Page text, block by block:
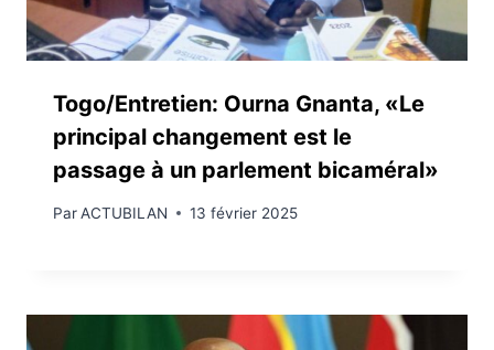
Togo/Entretien: Ourna Gnanta, «Le
principal changement est le
passage à un parlement bicaméral»
ParACTUBILAN 13 février 2025